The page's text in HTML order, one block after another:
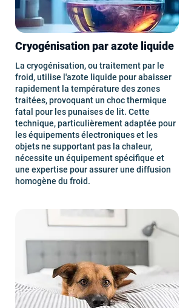
Cryogénisation par azote liquide
La cryogénisation, ou traitement par le
froid, utilise l'azote liquide pour abaisser
rapidement la température des zones
traitées, provoquant un choc thermique
fatal pour les punaises de lit. Cette
technique, particulièrement adaptée pour
les équipements électroniques et les
objets ne supportant pas la chaleur,
nécessite un équipement spécifique et
une expertise pour assurer une diffusion
homogène du froid.